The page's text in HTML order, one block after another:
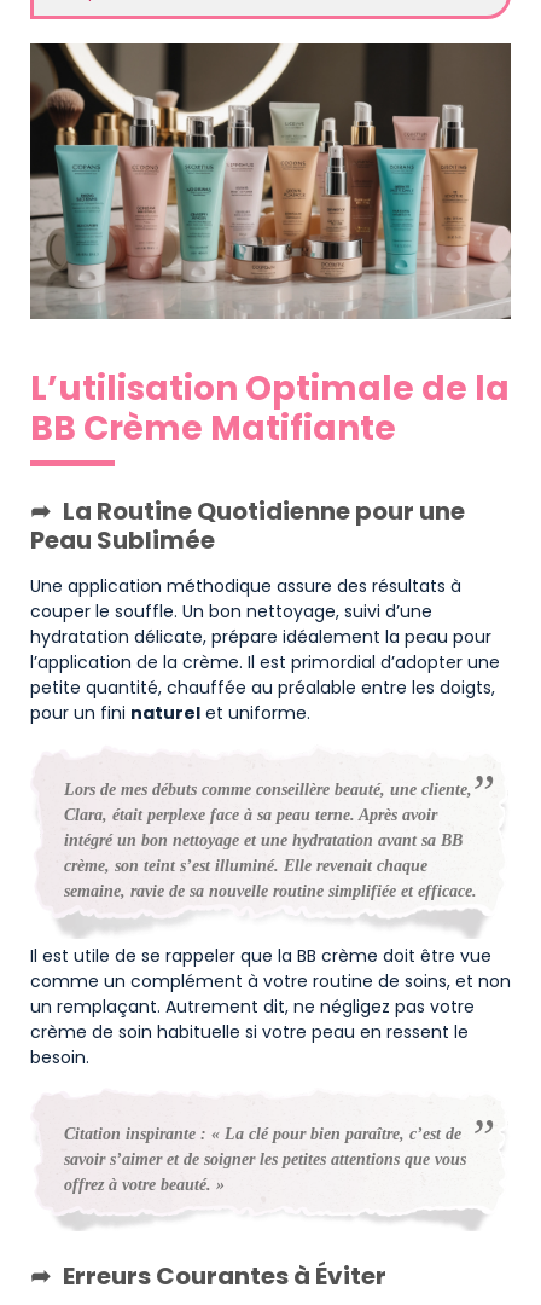
L’utilisation Optimale de la
BB Crème Matifiante
La Routine Quotidienne pour une
Peau Sublimée
Une application méthodique assure des résultats à
couper le souffle. Un bon nettoyage, suivi d’une
hydratation délicate, prépare idéalement la peau pour
l’application de la crème. Il est primordial d’adopter une
petite quantité, chauffée au préalable entre les doigts,
pour un fini naturel et uniforme.
Lors de mes débuts comme conseillère beauté, une cliente,
Clara, était perplexe face à sa peau terne. Après avoir
intégré un bon nettoyage et une hydratation avant sa BB
crème, son teint s’est illuminé. Elle revenait chaque
semaine, ravie de sa nouvelle routine simplifiée et efficace.
Il est utile de se rappeler que la BB crème doit être vue
comme un complément à votre routine de soins, et non
un remplaçant. Autrement dit, ne négligez pas votre
crème de soin habituelle si votre peau en ressent le
besoin.
Citation inspirante : « La clé pour bien paraître, c’est de
savoir s’aimer et de soigner les petites attentions que vous
offrez à votre beauté. »
Erreurs Courantes à Éviter